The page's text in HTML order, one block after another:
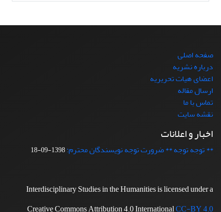
صفحه اصلی
درباره نشریه
اعضای هیات تحریریه
ارسال مقاله
تماس با ما
نقشه سایت
اخبار و اعلانات
** توجه توجه ** ضرورت توجه نویسندگان محترم:1398-09-18
Interdisciplinary Studies in the Humanities is licensed under a
Creative Commons Attribution 4.0 InternationalCC-BY 4.0